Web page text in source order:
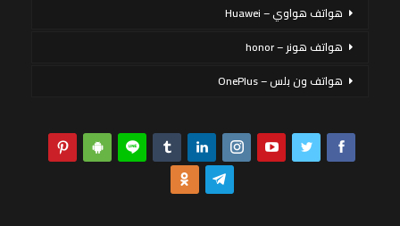
هواتف هواوي – Huawei
هواتف هونر – honor
هواتف ون بلس – OnePlus